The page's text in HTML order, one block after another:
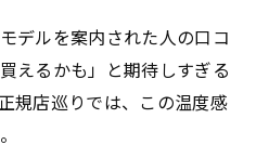
デルを案内された人の口コ
えるかも」と期待しすぎる
規店巡りでは、この温度感